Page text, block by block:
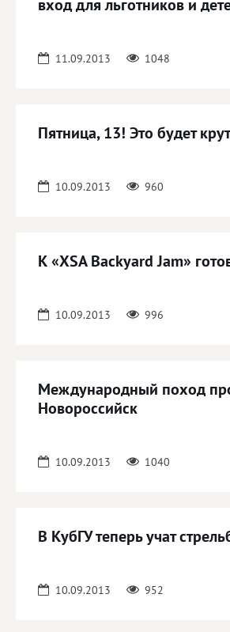
вход для льготников и
11.09.2013 1048
Пятница, 13! Это будет
10.09.2013 960
К «XSA Backyard Jam»
10.09.2013 996
Международный поход
Новороссийск
10.09.2013 1040
В КубГУ теперь учат
10.09.2013 952